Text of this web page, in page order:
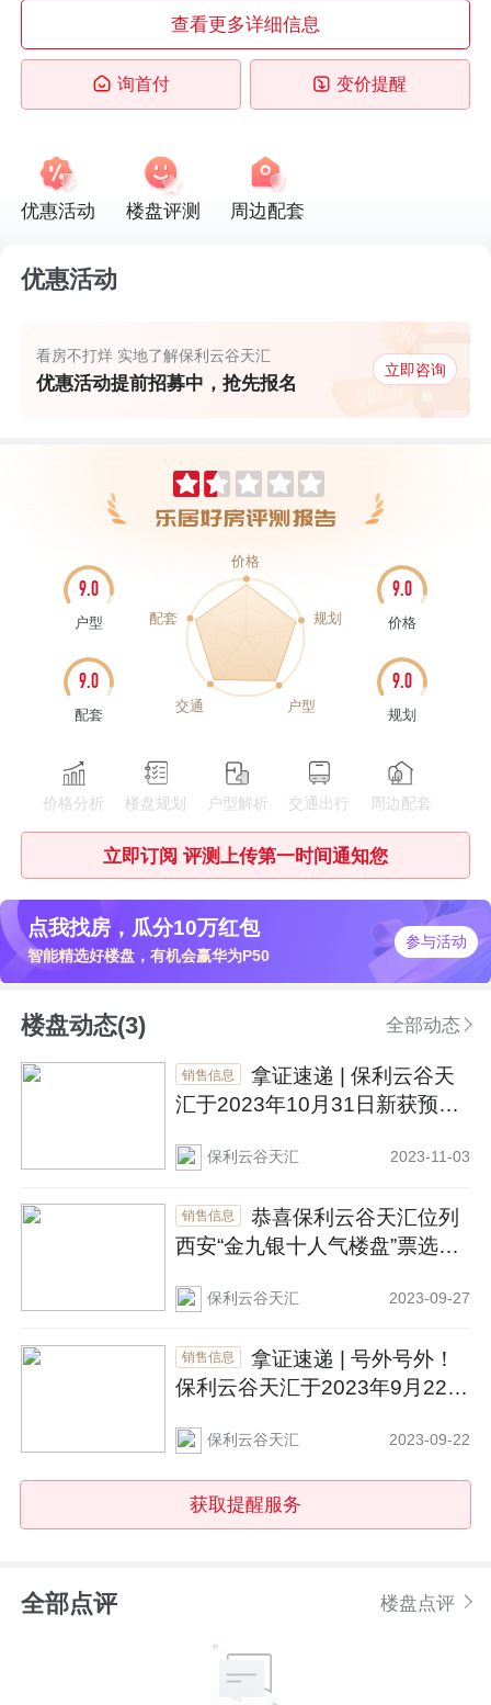
查看更多详细信息
询首付 变价提醒
优惠活动 楼盘评测 周边配套
优惠活动
看房不打烊 实地了解保利云谷天汇
优惠活动提前招募中，抢先报名
立即咨询
9.0
户型
9.0
配套
9.0
价格
9.0
规划
户型
交通
配套
价格
规划
价格分析 楼盘规划 户型解析 交通出行 周边配套
立即订阅 评测上传第一时间通知您
点我找房，瓜分10万红包
智能精选好楼盘，有机会赢华为P50
参与活动
楼盘动态(3) 全部动态
销售信息
拿证速递 | 保利云谷天
汇于2023年10月31日新获预售
保利云谷天汇 2023-11-03
销售信息
恭喜保利云谷天汇位列
西安“金九银十人气楼盘”票选TO
保利云谷天汇 2023-09-27
销售信息
拿证速递 | 号外号外！
保利云谷天汇于2023年9月22日
保利云谷天汇 2023-09-22
获取提醒服务
楼盘点评
全部点评